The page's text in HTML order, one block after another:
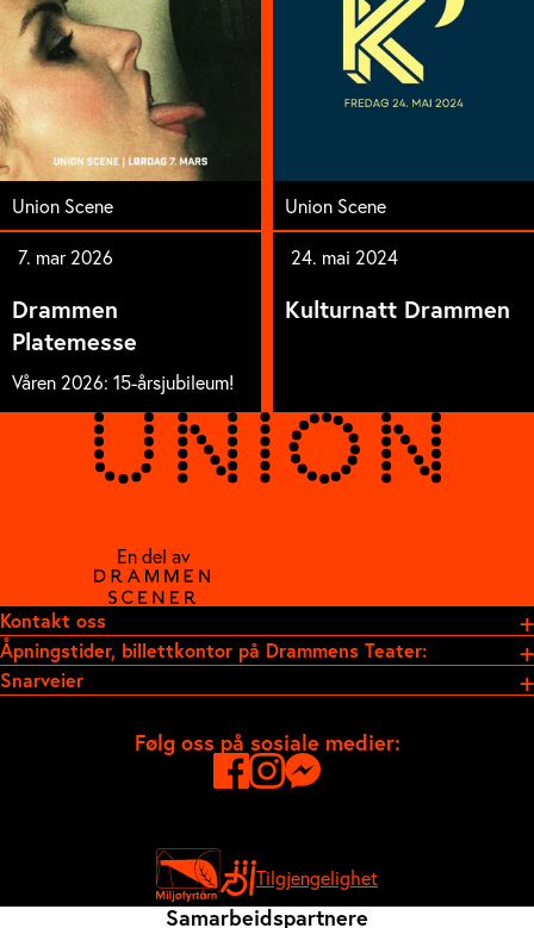
Union Scene
7. mar 2026
Drammen
Platemesse
Våren 2026: 15-årsjubileum!
Union Scene
24. mai 2024
Kulturnatt Drammen
En del av
Kontakt oss
Åpningstider, billettkontor på Drammens Teater:
Snarveier
Følg oss på sosiale medier:
Tilgjengelighet
Samarbeidspartnere